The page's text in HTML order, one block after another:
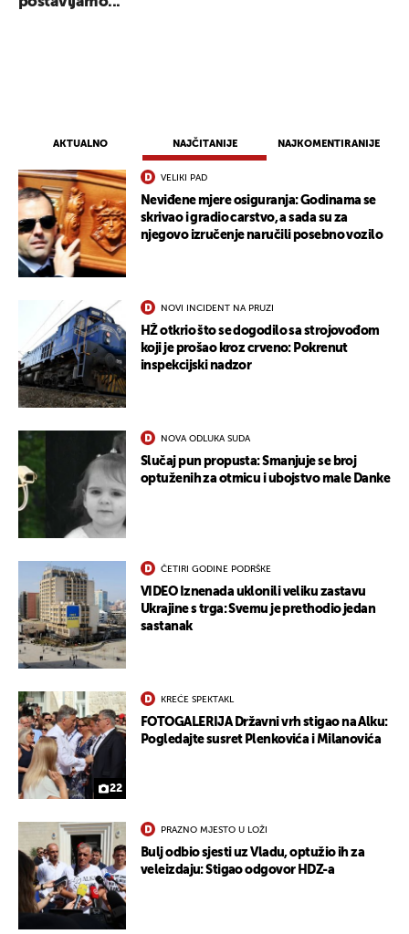
AKTUALNO NAJČITANIJE NAJKOMENTIRANIJE
VELIKI PAD
Neviđene mjere osiguranja: Godinama se
skrivao i gradio carstvo, a sada su za
njegovo izručenje naručili posebno vozilo
NOVI INCIDENT NA PRUZI
HŽ otkrio što se dogodilo sa strojovođom
koji je prošao kroz crveno: Pokrenut
inspekcijski nadzor
NOVA ODLUKA SUDA
Slučaj pun propusta: Smanjuje se broj
optuženih za otmicu i ubojstvo male Danke
ČETIRI GODINE PODRŠKE
VIDEO Iznenada uklonili veliku zastavu
Ukrajine s trga: Svemu je prethodio jedan
sastanak
22
KREĆE SPEKTAKL
FOTOGALERIJA Državni vrh stigao na Alku:
Pogledajte susret Plenkovića i Milanovića
PRAZNO MJESTO U LOŽI
Bulj odbio sjesti uz Vladu, optužio ih za
veleizdaju: Stigao odgovor HDZ-a
UKLJUČITE NOTIFIKACIJE